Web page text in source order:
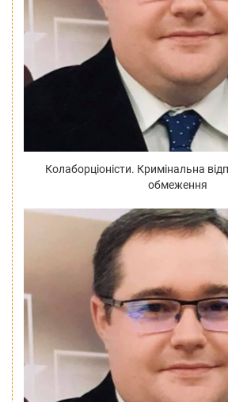
Колаборціоністи. Кримінальна
обмеження